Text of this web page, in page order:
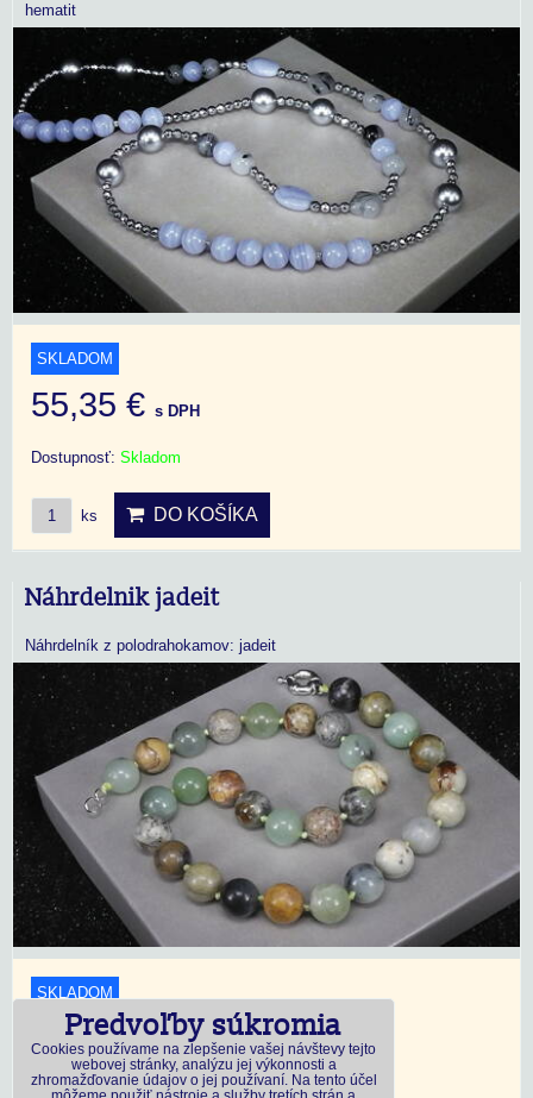
hematit
SKLADOM
55,35 € s DPH
Dostupnosť: Skladom
ks DO KOŠÍKA
Náhrdelnik jadeit
Náhrdelník z polodrahokamov: jadeit
SKLADOM
18,45 €s DPH
Dostupnosť:Skladom
Predvoľby súkromia
Cookies používame na zlepšenie vašej návštevy tejto
webovej stránky, analýzu jej výkonnosti a
zhromažďovanie údajov o jej používaní. Na tento účel